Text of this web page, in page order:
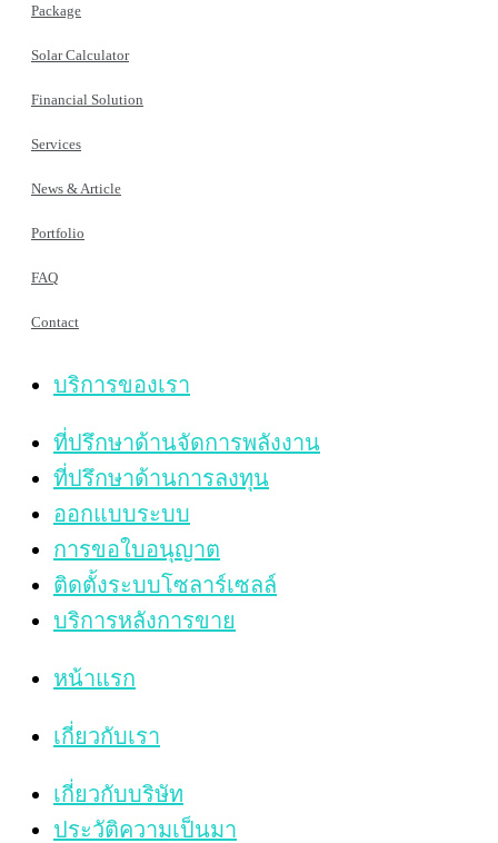
Package
Solar Calculator
Financial Solution
Services
News & Article
Portfolio
FAQ
Contact
บริการของเรา
ที่ปรึกษาด้านจัดการพลังงาน
ที่ปรึกษาด้านการลงทุน
ออกแบบระบบ
การขอใบอนุญาต
ติดตั้งระบบโซลาร์เซลล์
บริการหลังการขาย
หน้าแรก
เกี่ยวกับเรา
เกี่ยวกับบริษัท
ประวัติความเป็นมา